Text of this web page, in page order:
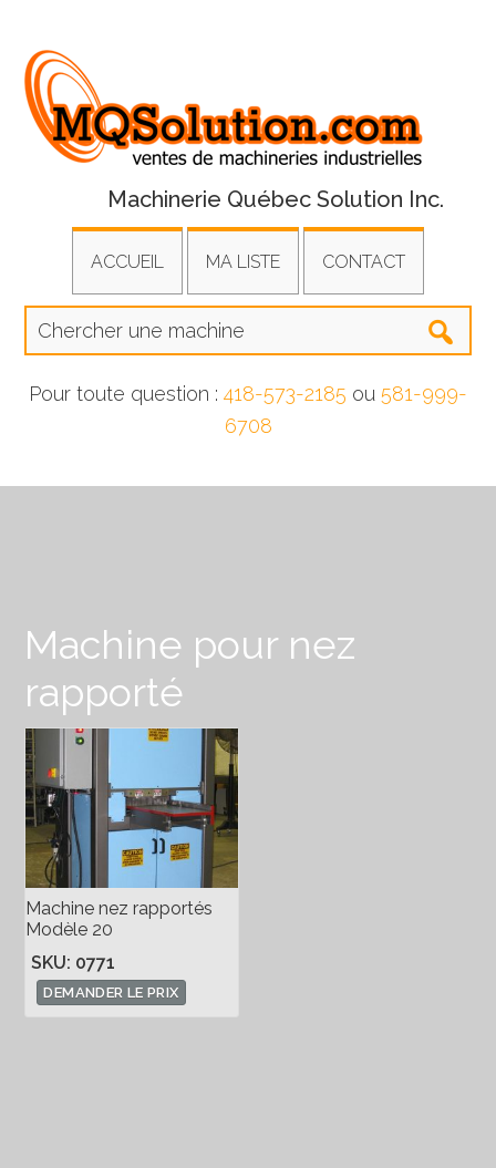
Machinerie Québec Solution Inc.
ACCUEIL MA LISTE CONTACT
Pour toute question : 418-573-2185 ou 581-999-
6708
Machine pour nez
rapporté
Machine nez rapportés
Modèle 20
SKU: 0771
DEMANDER LE PRIX